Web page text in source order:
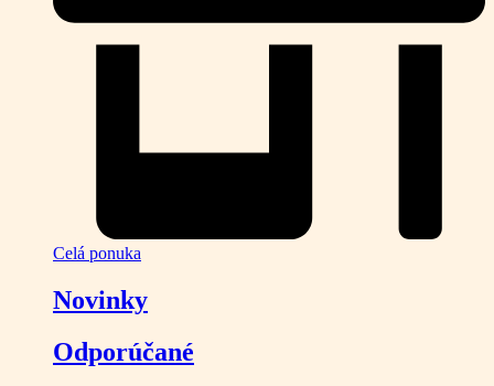
Celá ponuka
Novinky
Odporúčané